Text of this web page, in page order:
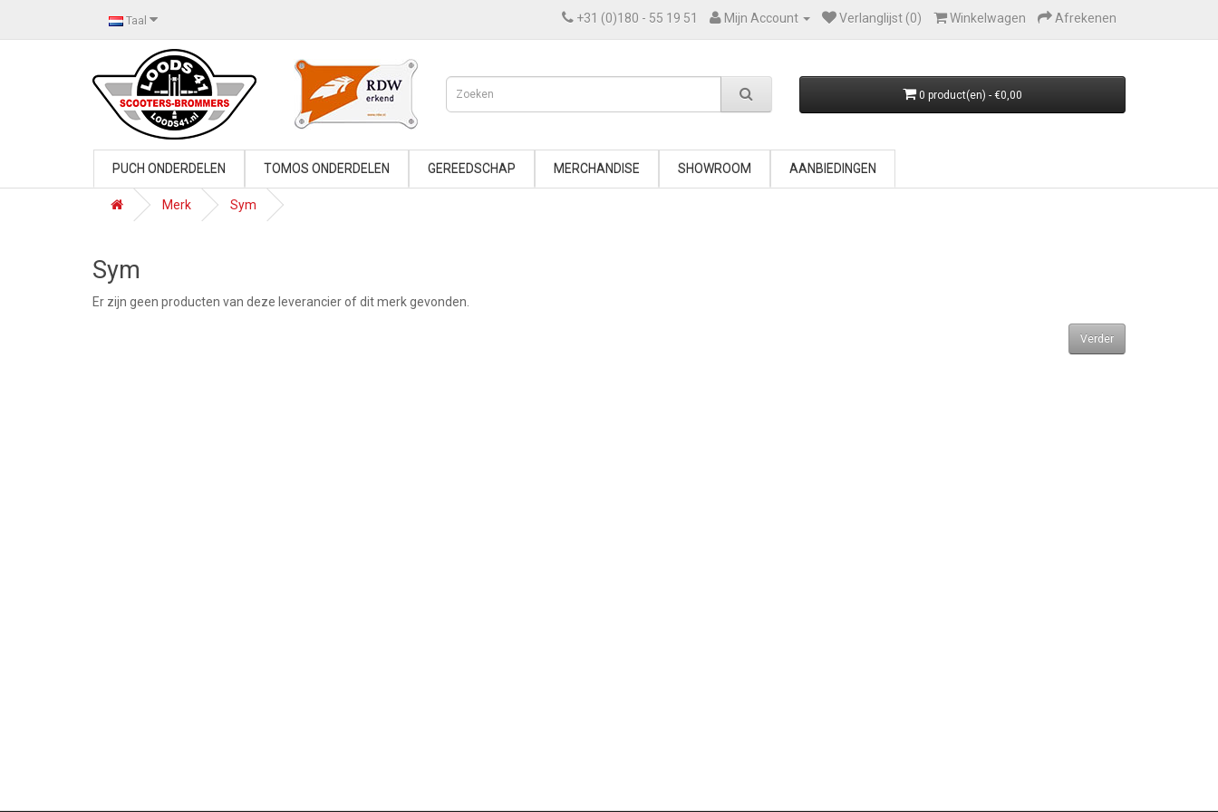
Taal +31 (0)180 - 55 19 51 Mijn Account Verlanglijst (0) Winkelwagen Afrekenen
0 product(en) - €0,00
PUCH ONDERDELEN TOMOS ONDERDELEN GEREEDSCHAP MERCHANDISE SHOWROOM AANBIEDINGEN
Merk Sym
Sym
Er zijn geen producten van deze leverancier of dit merk gevonden.
Verder